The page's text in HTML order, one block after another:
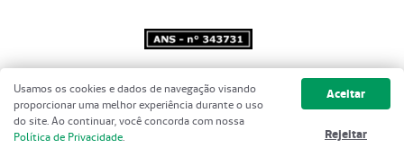
Copyright 2001 - 2026 Unimed do
Brasil - Todos os direitos reservados
Usamos os cookies e dados de navegação visando
proporcionar uma melhor experiência durante o uso
do site. Ao continuar, você concorda com nossa
Política de Privacidade.
Aceitar
Rejeitar